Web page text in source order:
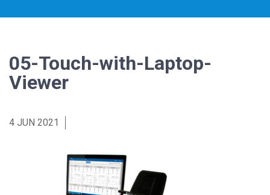
05-Touch-with-Laptop-
Viewer
4 JUN 2021